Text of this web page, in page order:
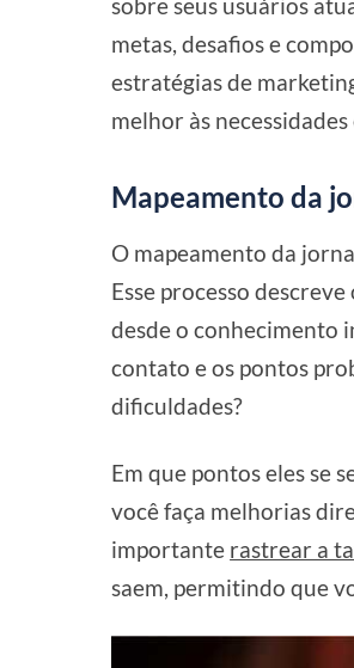
sobre seus usuários
metas, desafios e
estratégias de
melhor às
Mapeamento da
O mapeamento da
Esse processo
desde o conhecimento
contato e os pontos
dificuldades?
Em que pontos eles se
você faça melhorias
importante rastrear a
saem, permitindo que